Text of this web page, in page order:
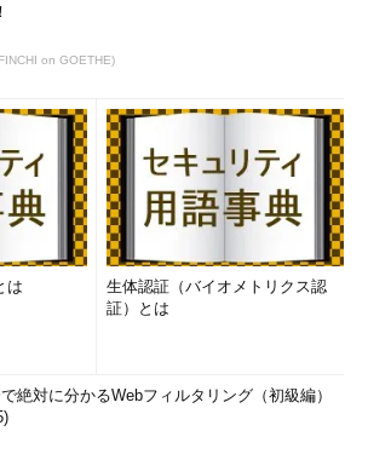
アログ
類の選択や（BOOT.INI
）、システム障害発生
ることができる。コン
は、リモートコンピュ
再起動を行うことがで
トダウンするにはこれを
ダイアログでは、ユーザーのログオフやシ
などを制御することができる。
on GOETHE)
は
生体認証（バイオメトリクス認
証）とは
絶対に分かるWebフィルタリング（初級編）